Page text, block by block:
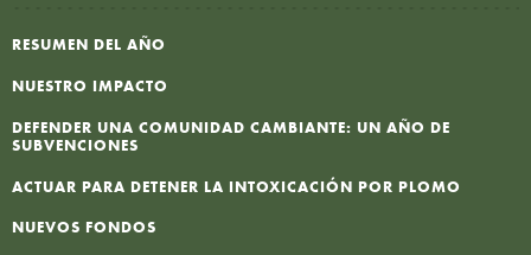
RESUMEN DEL AÑO
NUESTRO IMPACTO
DEFENDER UNA COMUNIDAD CAMBIANTE: UN AÑO DE
SUBVENCIONES
ACTUAR PARA DETENER LA INTOXICACIÓN POR PLOMO
NUEVOS FONDOS